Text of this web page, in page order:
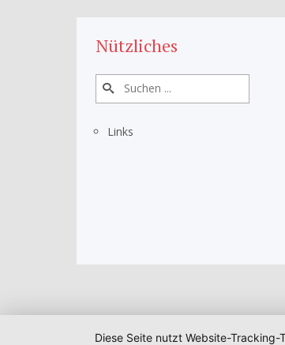
Nützliches
Links
Diese Seite nutzt Website-